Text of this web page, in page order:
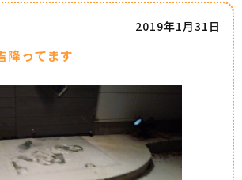
ってます
2019年1月31日